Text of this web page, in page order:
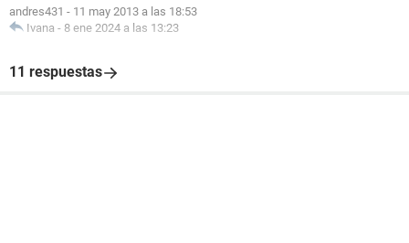
andres431 - 11 may 2013 a las 18:53
Ivana - 8 ene 2024 a las 13:23
11 respuestas